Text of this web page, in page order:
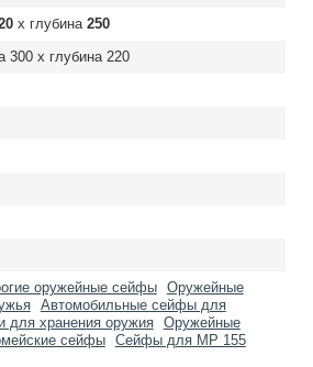
х глубина 250
300х глубина 220
оружейные сейфы
Оружейные
Автомобильные сейфы для
для хранения оружия
Оружейные
сейфы
Сейфы для МР 155